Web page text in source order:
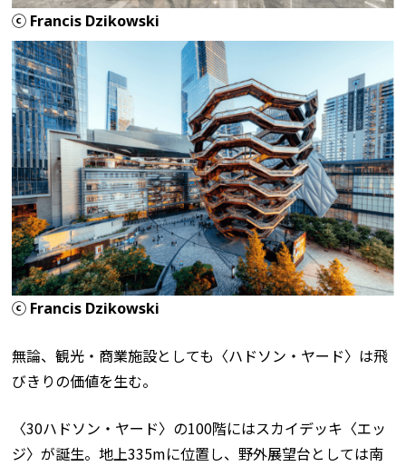
ⓒ Francis Dzikowski
ⓒ Francis Dzikowski
無論、観光・商業施設としても〈ハドソン・ヤード〉は飛
びきりの価値を生む。
〈30ハドソン・ヤード〉の100階にはスカイデッキ〈エッ
ジ〉が誕生。地上335mに位置し、野外展望台としては南